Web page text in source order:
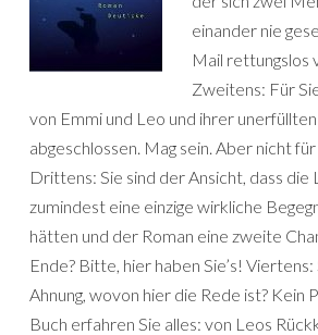
einander nie
Mail rettungslos
Zweitens: Für
von Emmi und Leo und ihrer
abgeschlossen. Mag sein. Aber nicht
Drittens: Sie sind der Ansicht, dass die
zumindest eine einzige wirkliche
hätten und der Roman eine zweite
Ende? Bitte, hier haben Sie’s!
Ahnung, wovon hier die Rede ist? Kein
Buch erfahren Sie alles: von Leos